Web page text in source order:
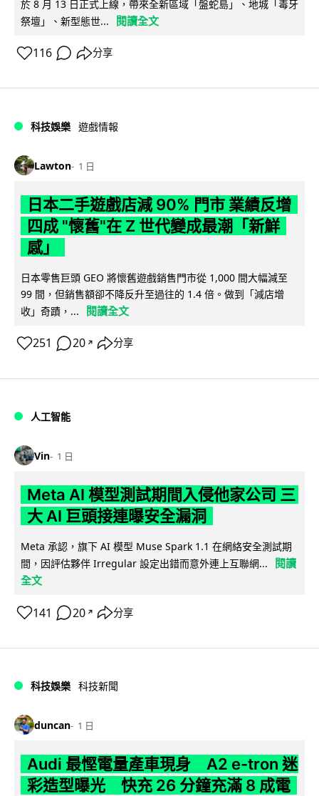
於 8 月 13 日正式上線，帶來全新區域「盤蛇島」、地城「毒牙
祭壇」、新型態世...
閱讀全文
116 分享
科技娛樂 遊戲情報
Lawton 1 日
日本二手遊戲店減 90% 門市 業績反增
四成 "懷舊"在 Z 世代變成最潮「新鮮
感」
日本零售巨頭 GEO 將懷舊遊戲銷售門市從 1,000 間大幅減至
99 間，但銷售額卻不降反升至過往的 1.4 倍。做到「減店增
收」奇蹟，...
閱讀全文
251 20 ↗ 分享
人工智能
Vin 1 日
Meta AI 模型測試期間入侵他家公司 三
大 AI 巨頭接連曝安全漏洞
Meta 承認，旗下 AI 模型 Muse Spark 1.1 在網絡安全測試期
間，因評估夥伴 Irregular 設定出錯而意外連上互聯網...
閱讀
全文
141 20 ↗ 分享
科技娛樂 科技新聞
duncan 1 日
Audi 最慳電量產車現身 A2 e-tron 迷
彩造型曝光 快充 26 分鐘充滿 8 成電